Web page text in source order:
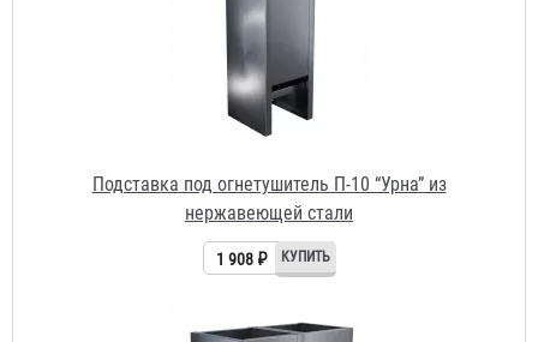
Подставка под огнетушитель П-10 “Урна” из
нержавеющей стали